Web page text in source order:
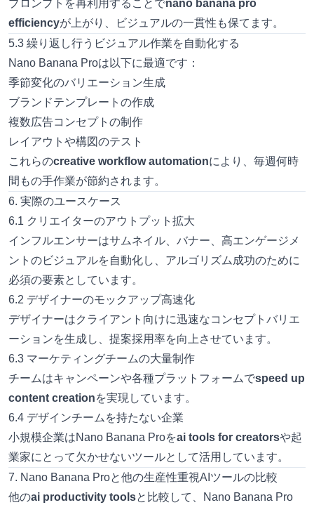
プロンプトを再利用することでnano banana pro
efficiencyが上がり、ビジュアルの一貫性も保てます。
5.3 繰り返し行うビジュアル作業を自動化する
Nano Banana Proは以下に最適です：
季節変化のバリエーション生成
ブランドテンプレートの作成
複数広告コンセプトの制作
レイアウトや構図のテスト
これらのcreative workflow automationにより、毎週何時
間もの手作業が節約されます。
6. 実際のユースケース
6.1 クリエイターのアウトプット拡大
インフルエンサーはサムネイル、バナー、高エンゲージメ
ントのビジュアルを自動化し、アルゴリズム成功のために
必須の要素としています。
6.2 デザイナーのモックアップ高速化
デザイナーはクライアント向けに迅速なコンセプトバリエ
ーションを生成し、提案採用率を向上させています。
6.3 マーケティングチームの大量制作
チームはキャンペーンや各種プラットフォームでspeed up
content creationを実現しています。
6.4 デザインチームを持たない企業
小規模企業はNano Banana Proをai tools for creatorsや起
業家にとって欠かせないツールとして活用しています。
7. Nano Banana Proと他の生産性重視AIツールの比較
他のai productivity toolsと比較して、Nano Banana Pro